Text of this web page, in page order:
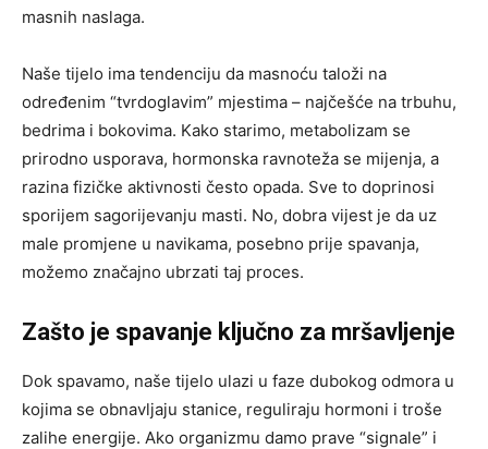
masnih naslaga.
Naše tijelo ima tendenciju da masnoću taloži na
određenim “tvrdoglavim” mjestima – najčešće na trbuhu,
bedrima i bokovima. Kako starimo, metabolizam se
prirodno usporava, hormonska ravnoteža se mijenja, a
razina fizičke aktivnosti često opada. Sve to doprinosi
sporijem sagorijevanju masti. No, dobra vijest je da uz
male promjene u navikama, posebno prije spavanja,
možemo značajno ubrzati taj proces.
Zašto je spavanje ključno za mršavljenje
Dok spavamo, naše tijelo ulazi u faze dubokog odmora u
kojima se obnavljaju stanice, reguliraju hormoni i troše
zalihe energije. Ako organizmu damo prave “signale” i